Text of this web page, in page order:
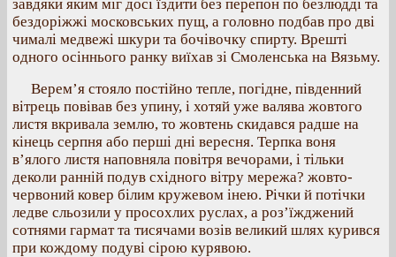
завдяки яким міг досі їздити без перепон по безлюдді та
бездоріжжі московських пущ, а головно подбав про дві
чималі медвежі шкури та бочівочку спирту. Врешті
одного осіннього ранку виїхав зі Смоленська на Вязьму.
Верем’я стояло постійно тепле, погідне, південний
вітрець повівав без упину, і хотяй уже валява жовтого
листя вкривала землю, то жовтень скидався радше на
кінець серпня або перші дні вересня. Терпка воня
в’ялого листя наповняла повітря вечорами, і тільки
деколи ранній подув східного вітру мережа? жовто-
червоний ковер білим кружевом інею. Річки й потічки
ледве сльозили у просохлих руслах, а роз’їжджений
сотнями гармат та тисячами возів великий шлях курився
при кождому подуві сірою курявою.